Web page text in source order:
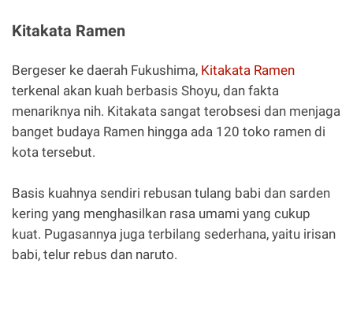
Kitakata Ramen
Bergeser ke daerah Fukushima, Kitakata Ramen
terkenal akan kuah berbasis Shoyu, dan fakta
menariknya nih. Kitakata sangat terobsesi dan menjaga
banget budaya Ramen hingga ada 120 toko ramen di
kota tersebut.
Basis kuahnya sendiri rebusan tulang babi dan sarden
kering yang menghasilkan rasa umami yang cukup
kuat. Pugasannya juga terbilang sederhana, yaitu irisan
babi, telur rebus dan naruto.